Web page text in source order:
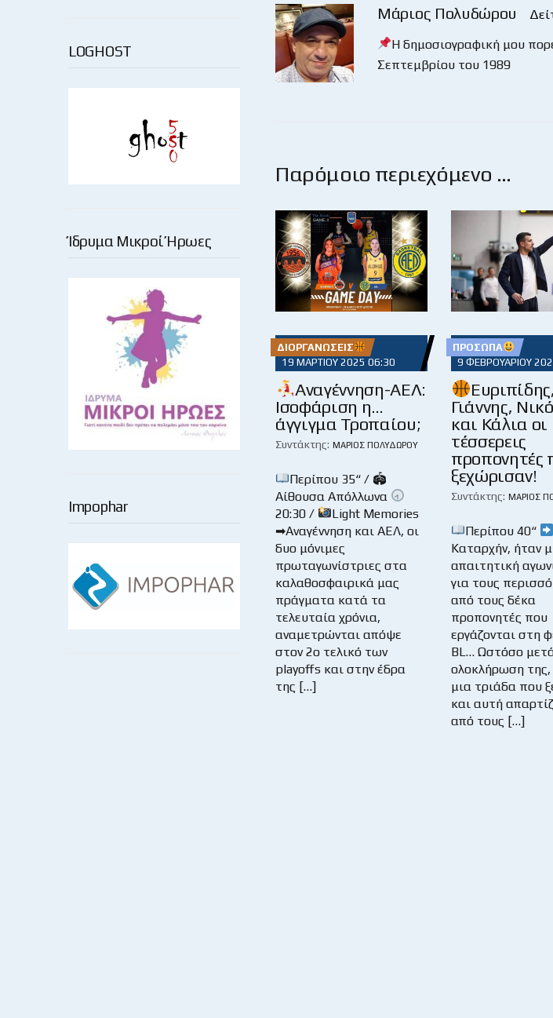
LOGHOST
Ίδρυμα Μικροί Ήρωες
Impophar
Μάριος Πολυδώρου
Η δημοσιογραφική μου
Σεπτεμβρίου του 1989
Παρόμοιο περιεχόμενο …
ΔΙΟΡΓΑΝΏΣΕΙΣ
19 ΜΑΡΤΊΟΥ 2025 06:30
Αναγέννηση-ΑΕΛ:
Ισοφάριση η…
άγγιγμα Τροπαίου;
Συντάκτης: ΜΆΡΙΟΣ ΠΟΛΥΔΏΡΟΥ
Περίπου 35“ / 🏟
Αίθουσα Απόλλωνα
20:30 /
Light Memories
➡Αναγέννηση και ΑΕΛ, οι
δυο μόνιμες
πρωταγωνίστριες στα
καλαθοσφαιρικά μας
πράγματα κατά τα
τελευταία χρόνια,
αναμετρώνται απόψε
στον 2ο τελικό των
playoffs και στην έδρα
της […]
ΠΡΌΣΩΠΑ
9 ΦΕΒΡΟΥΑΡΊΟΥ
Ευριπίδης,
Γιάννης,
και Κάλια οι
τέσσερεις
προπονητές
ξεχώρισαν!
Συντάκτης: ΜΆΡΙΟΣ
Περίπου 40“
Καταρχήν, ήταν
απαιτητική
για τους
από τους δέκα
προπονητές που
εργάζονται στη
BL… Ωστόσο
ολοκλήρωση της,
μια τριάδα που
και αυτή
από τους […]